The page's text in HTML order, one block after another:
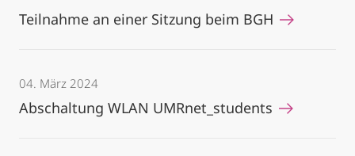
Teilnahme an einer Sitzung beim BGH
04. März 2024
Abschaltung WLAN UMRnet_students